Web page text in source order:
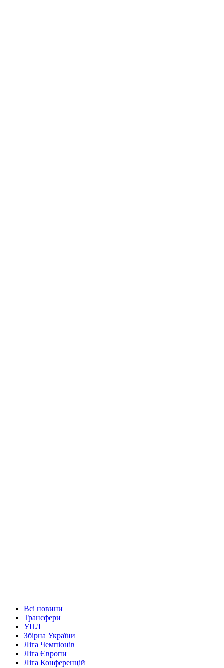
Всі новини
Трансфери
УПЛ
Збірна України
Ліга Чемпіонів
Ліга Європи
Ліга Конференцій